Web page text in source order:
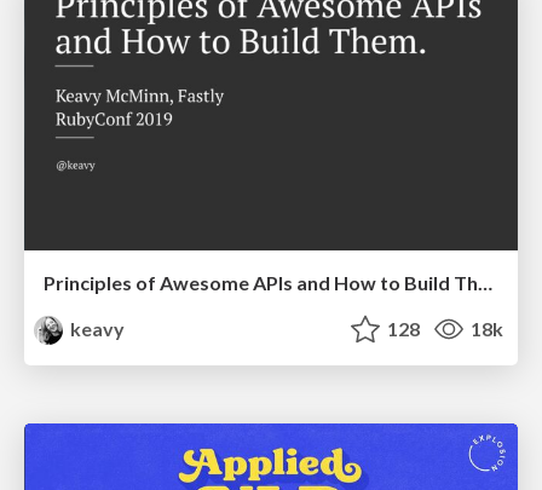
Principles of Awesome APIs and How to Build Them.
keavy
128 18k